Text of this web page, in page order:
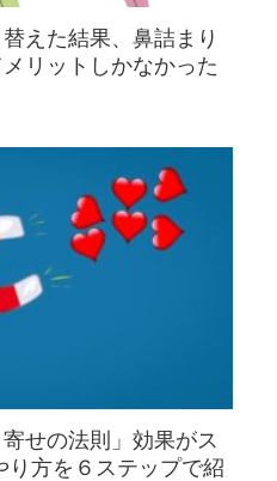
えた結果、鼻詰まり
リットしかなかった
せの法則」効果がス
り方を６ステップで紹